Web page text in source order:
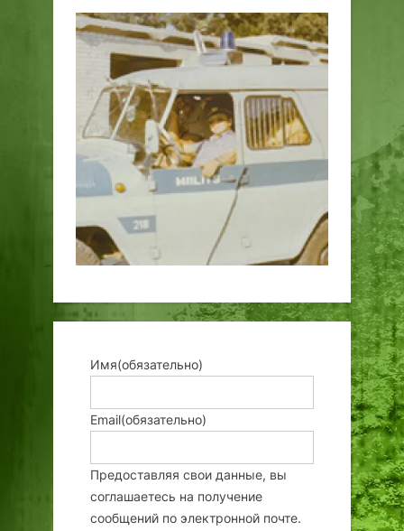
Имя(обязательно)
Email(обязательно)
Предоставляя свои данные, вы
соглашаетесь на получение
сообщений по электронной почте.